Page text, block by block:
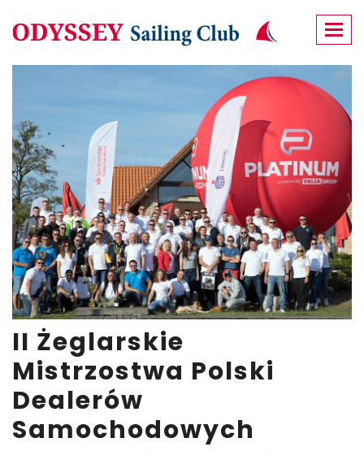
Menu
II Żeglarskie
Mistrzostwa Polski
Dealerów
Samochodowych